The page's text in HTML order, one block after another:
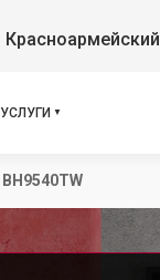
УСЛУГИ
BH9540TW